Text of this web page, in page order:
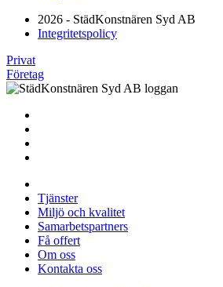
2026 - StädKonstnären Syd AB
Integritetspolicy
Privat
Företag
Tjänster
Miljö och kvalitet
Samarbetspartners
Få offert
Om oss
Kontakta oss